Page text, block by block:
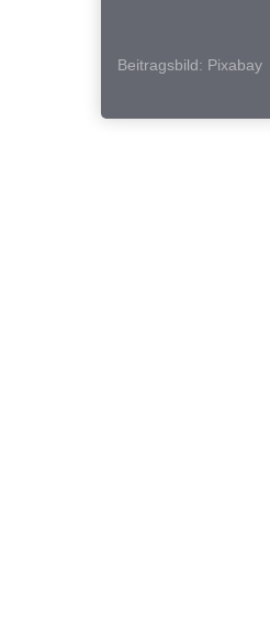
Beitragsbild: Pixabay